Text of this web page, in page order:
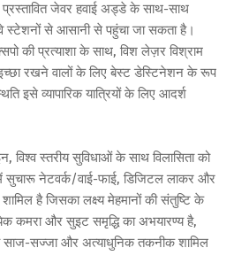
जेवर हवाई अड्डे के साथ-साथ
स्टेशनों से आसानी से पहुंचा जा सकता है।
की प्रत्याशा के साथ, विश लेज़र विश्राम
रखने वालों के लिए बेस्ट डेस्टिनेशन के रूप
इसे व्यापारिक यात्रियों के लिए आदर्श
विश्व स्तरीय सुविधाओं के साथ विलासिता को
सुचारू नेटवर्क/वाई-फाई, डिजिटल लाकर और
शामिल है जिसका लक्ष्य मेहमानों की संतुष्टि के
कमरा और सुइट समृद्धि का अभयारण्य है,
सज्जा और अत्याधुनिक तकनीक शामिल